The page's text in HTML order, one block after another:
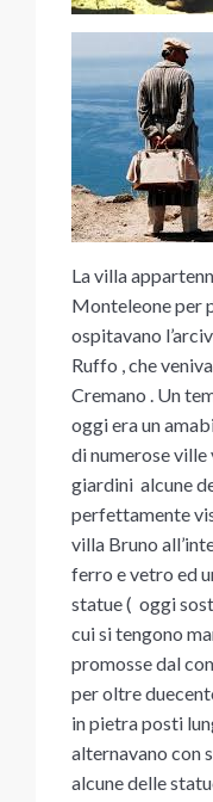
La villa
Monteleone per
ospitavano
Ruffo , che
Cremano . Un
oggi era un
di numerose
giardini alcune
perfettamente
villa Bruno
ferro e vetro ed
statue ( oggi
cui si tengono
promosse dal
per oltre
in pietra posti
alternavano con
alcune delle